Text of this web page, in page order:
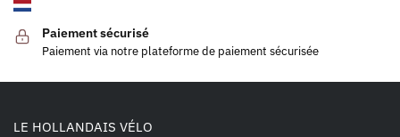
Paiement sécurisé
Paiement via notre plateforme de paiement sécurisée
LE HOLLANDAIS VÉLO